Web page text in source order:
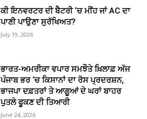
ਕੀ ਇਨਵਰਟਰ ਦੀ ਬੈਟਰੀ ‘ਚ ਮੀਂਹ ਜਾਂ AC ਦਾ
ਪਾਣੀ ਪਾਉਣਾ ਸੁਰੱਖਿਅਤ?
July 19, 2026
ਭਾਰਤ-ਅਮਰੀਕਾ ਵਪਾਰ ਸਮਝੌਤੇ ਖ਼ਿਲਾਫ਼ ਅੱਜ
ਪੰਜਾਬ ਭਰ ‘ਚ ਕਿਸਾਨਾਂ ਦਾ ਰੋਸ ਪ੍ਰਦਰਸ਼ਨ,
ਭਾਜਪਾ ਦਫ਼ਤਰਾਂ ਤੇ ਆਗੂਆਂ ਦੇ ਘਰਾਂ ਬਾਹਰ
ਪੁਤਲੇ ਫੂਕਣ ਦੀ ਤਿਆਰੀ
June 24, 2026